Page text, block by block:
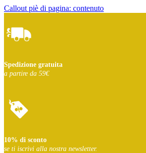
Callout piè di pagina: contenuto
Spedizione gratuita
a partire da 59€
10% di sconto
se ti iscrivi alla nostra newsletter.